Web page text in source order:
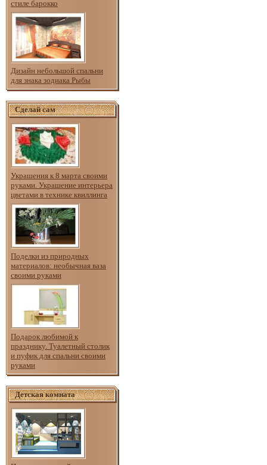
стиле барокко
Дизайн небольшой спальни
для знака зодиака Рыбы
Сделай сам
Украшения к 8 марта своими
руками. Украшение интерьера
цветами в технике квиллинга
Поделки из природных
материалов: необычная ваза
своими руками
Подарок любимой к
празднику. Туалетный столик
и пуфик для спальни своими
руками
Детская комната